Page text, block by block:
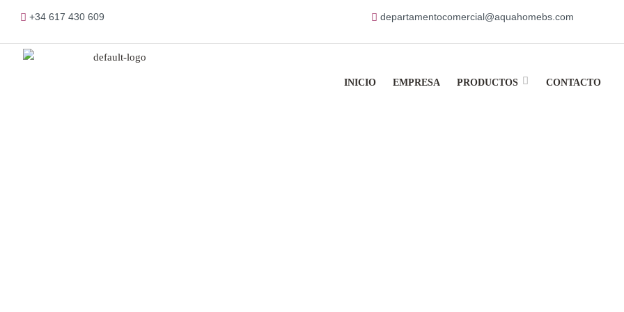
+34 617 430 609 departamentocomercial@aquahomebs.com
INICIO EMPRESA PRODUCTOS CONTACTO